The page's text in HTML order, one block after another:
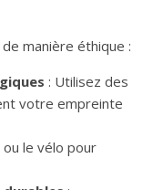
manière éthique :
: Utilisez des
votre empreinte
le vélo pour